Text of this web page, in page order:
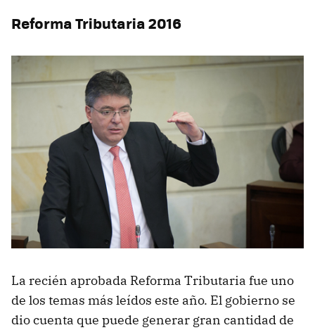
Reforma Tributaria 2016
La recién aprobada Reforma Tributaria fue uno
de los temas más leídos este año. El gobierno se
dio cuenta que puede generar gran cantidad de